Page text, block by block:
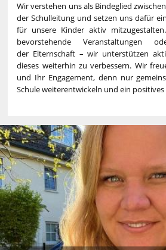
Wir verstehen uns als Bindeglied
der Schulleitung und setzen uns dafür
für unsere Kinder aktiv
bevorstehende Veranstaltungen
der Elternschaft – wir unterstützen
dieses weiterhin zu verbessern. Wir
und Ihr Engagement, denn nur
Schule weiterentwickeln und ein